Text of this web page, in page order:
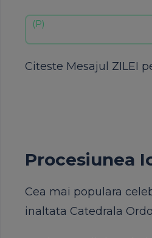
Citeste Mesajul ZILEI
Procesiunea
Cea mai populara
inaltata Catedrala